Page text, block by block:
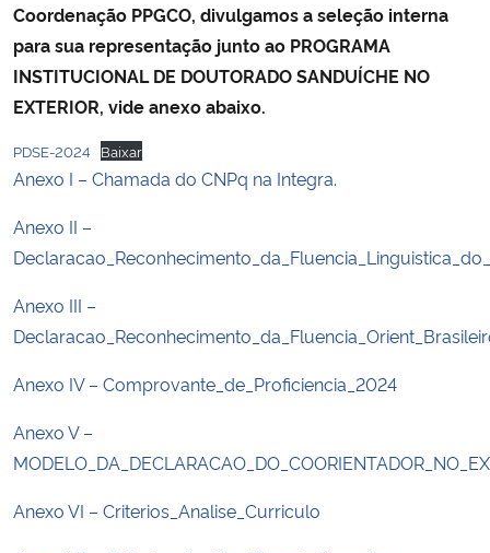
Controladoria-Geral da União
Ministério da Mulher, da Família e dos Direitos Humanos
Secretaria-Geral
Secretaria de Governo
Advocacia-Geral da União
Banco Central do Brasil
Coordenação PPGCO, divulgamos a seleção interna
para sua representação junto ao PROGRAMA
INSTITUCIONAL DE DOUTORADO SANDUÍCHE NO
EXTERIOR, vide anexo abaixo.
PDSE-2024 Baixar
Anexo I – Chamada do CNPq na Integra.
Anexo II –
Anexo III –
Anexo IV – Comprovante_de_Proficiencia_2024
Anexo V –
Anexo VI – Criterios_Analise_Curriculo